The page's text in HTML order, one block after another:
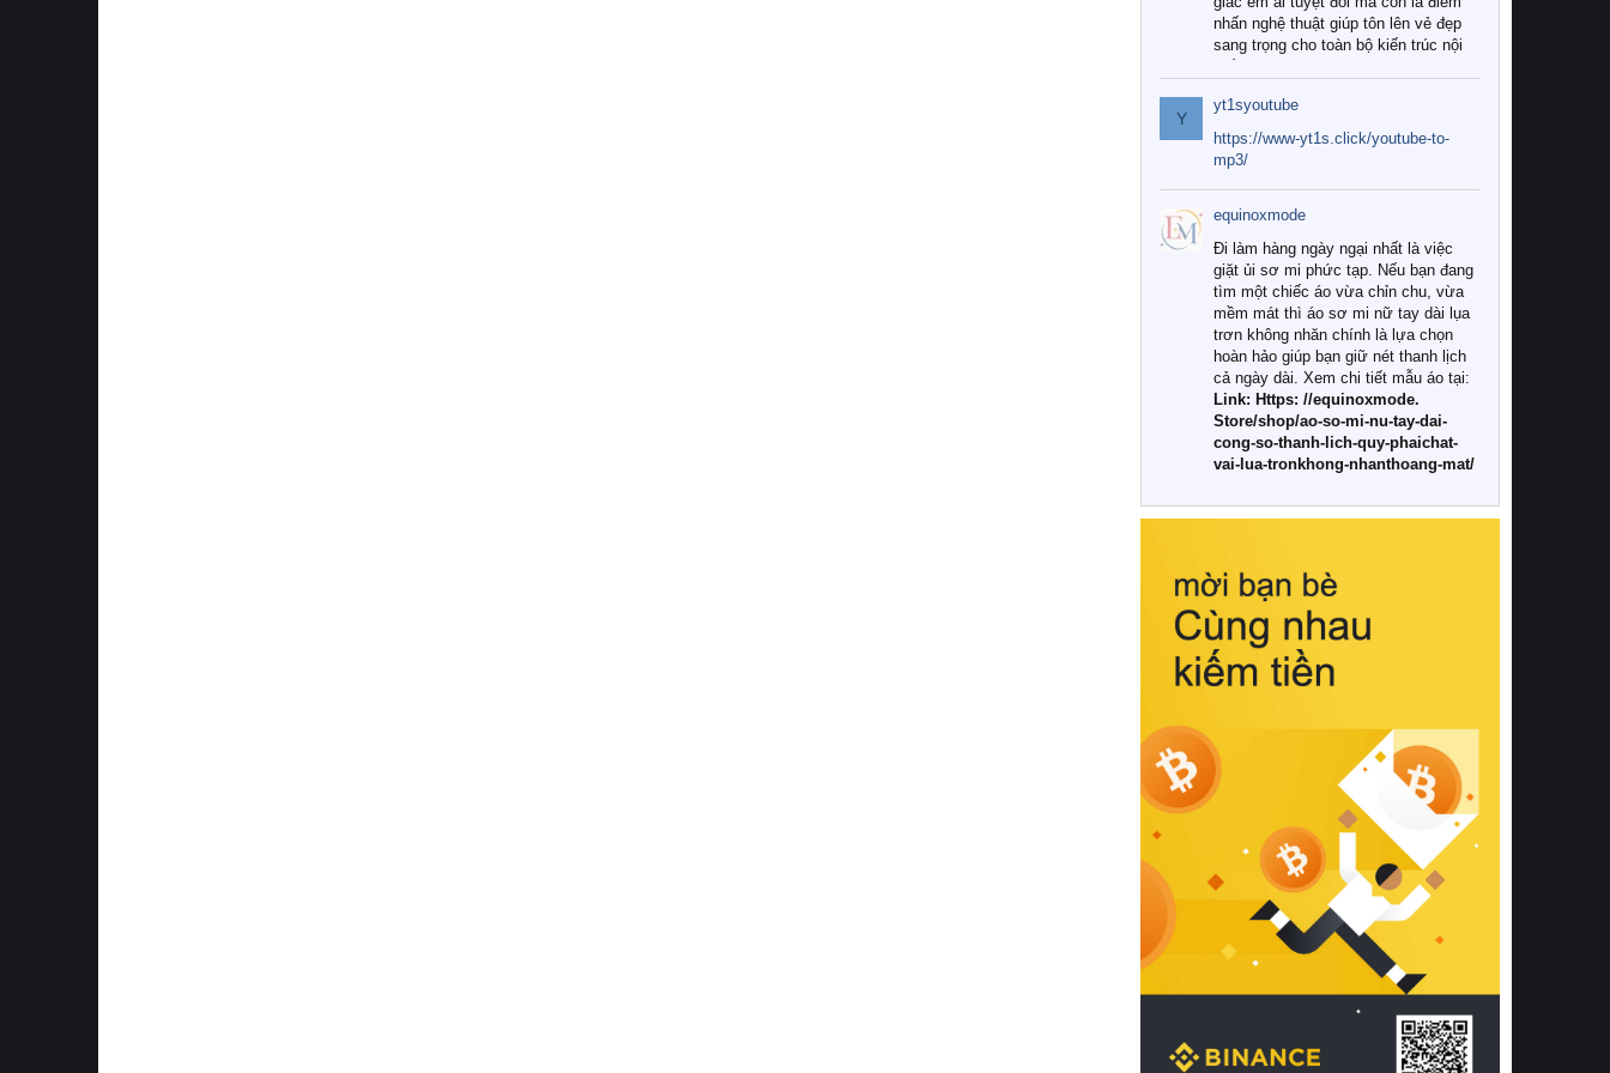
nhấn nghệ thuật giúp tôn lên vẻ đẹp
sang trọng cho toàn bộ kiến trúc nội
Tuy nhiên, giữa thị trường đa dạng
với vô vàn thương hiệu và mẫu mã
như hiện nay, làm thế nào để chọn
được những bộ chăn ga gối đệm cao
cấp thực sự chất lượng, phù hợp với
khí hậu và nhu cầu sử dụng của gia
đình? Hãy cùng chúng tôi đi tìm lời
giải đáp chi tiết qua bài viết dưới đây.
1. Tại sao các gia đình hiện đại lại ưa
chuộng chăn ga gối đệm cao cấp?
Khác với các dòng sản phẩm thông
thường, những bộ chăn ga gối đệm
cao cấp trải qua quy trình sản xuất
nghiêm ngặt từ khâu chọn lọc nguyên
liệu tự nhiên đến công nghệ dệt
nhuộm hiện đại không chứa hóa chất
này, bạn sẽ cảm nhận rõ rệt sự khác
hồi chuẩn xác của phần đệm nâng đỡ
cột sống.
Bên cạnh đó, việc lựa chọn các dòng
sản phẩm đạt chuẩn chất lượng quốc
tế còn giúp ngăn ngừa tình trạng kích
khuẩn và nấm mốc trong điều kiện
thời tiết nóng ẩm. Bạn có thể tìm hiểu
thêm các nghiên cứu khoa học về tác
động của giấc ngủ và môi trường
phòng ngủ đối với sức khỏe con
người tại Sleep Foundation (External
Link) để có cái nhìn toàn diện hơn.
2. Các tiêu chí vàng khi lựa chọn
chăn ga gối đệm cao cấp cho phòng
ngủ
Để sở hữu một bộ chăn ga gối đệm
cao cấp hoàn hảo cả về thẩm mỹ lẫn
công năng, người tiêu dùng cần cân
nhắc kỹ lưỡng các tiêu chí quan trọng
Y
yt1syoutube
https://www-yt1s.click/youtube-to-
mp3/
equinoxmode
Đi làm hàng ngày ngại nhất là việc
giặt ủi sơ mi phức tạp. Nếu bạn đang
tìm một chiếc áo vừa chỉn chu, vừa
mềm mát thì áo sơ mi nữ tay dài lụa
trơn không nhăn chính là lựa chọn
hoàn hảo giúp bạn giữ nét thanh lịch
cả ngày dài. Xem chi tiết mẫu áo tại:
Link: Https: //equinoxmode.
Store/shop/ao-so-mi-nu-tay-dai-
cong-so-thanh-lich-quy-phaichat-
vai-lua-tronkhong-nhanthoang-mat/